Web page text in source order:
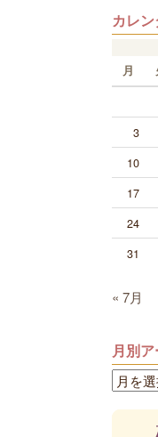
カレ
月
3
10
17
24
31
« 7月
月別
月
別
ア